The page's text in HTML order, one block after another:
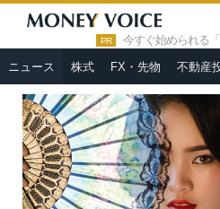
PR 今すぐ始められる
ニュース 株式 FX・先物 不動産
HOME » ニュース »
偽装結婚
人女性の恐ろしさと潔い手口＝鈴木